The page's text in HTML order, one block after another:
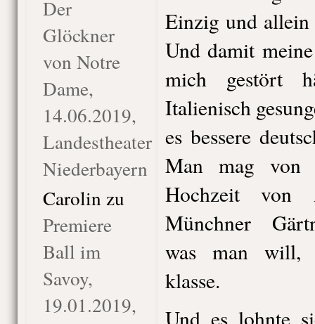
Der
Glöckner
von Notre
Dame,
14.06.2019,
Landestheater
Niederbayern
Carolin zu
Premiere
Ball im
Savoy,
19.01.2019,
Einzig und allein
Und damit
mich gestört
Italienisch
es bessere
Man mag von
Hochzeit von
Münchner
was man will,
klasse.
Und es lohnte